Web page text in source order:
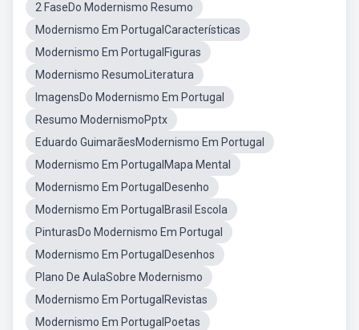
2 FaseDo Modernismo Resumo
Modernismo Em PortugalCaracterísticas
Modernismo Em PortugalFiguras
Modernismo ResumoLiteratura
ImagensDo Modernismo Em Portugal
Resumo ModernismoPptx
Eduardo GuimarãesModernismo Em Portugal
Modernismo Em PortugalMapa Mental
Modernismo Em PortugalDesenho
Modernismo Em PortugalBrasil Escola
PinturasDo Modernismo Em Portugal
Modernismo Em PortugalDesenhos
Plano De AulaSobre Modernismo
Modernismo Em PortugalRevistas
Modernismo Em PortugalPoetas